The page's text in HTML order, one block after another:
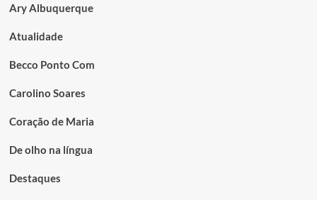
Ary Albuquerque
Atualidade
Becco Ponto Com
Carolino Soares
Coração de Maria
De olho na língua
Destaques